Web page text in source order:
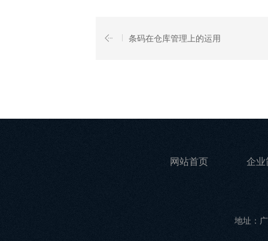
条码在仓库管理上的运用
网站首页 企业
地址：